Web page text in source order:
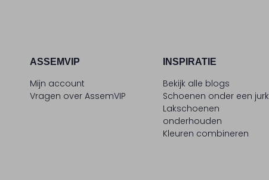
ASSEMVIP
Mijn account
Vragen over AssemVIP
INSPIRATIE
Bekijk alle blogs
Schoenen onder een jurk
Lakschoenen
onderhouden
Kleuren combineren